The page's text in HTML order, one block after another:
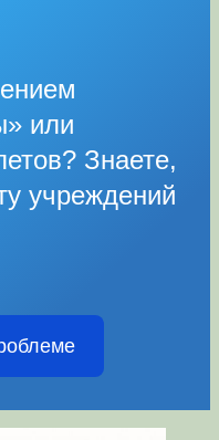
или
Знаете,
учреждений